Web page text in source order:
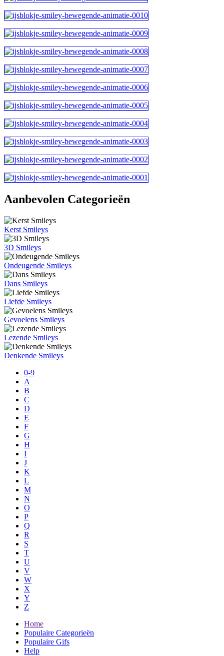
Aanbevolen Categorieën
Kerst Smileys
3D Smileys
Ondeugende Smileys
Dans Smileys
Liefde Smileys
Gevoelens Smileys
Lezende Smileys
Denkende Smileys
0-9
A
B
C
D
E
F
G
H
I
J
K
L
M
N
O
P
Q
R
S
T
U
V
W
X
Y
Z
Home
Populaire Categorieën
Populaire Gifs
Help